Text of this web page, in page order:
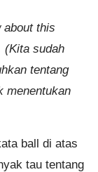
about this
(Kita sudah
tentang
menentukan
ball di atas
tau tentang